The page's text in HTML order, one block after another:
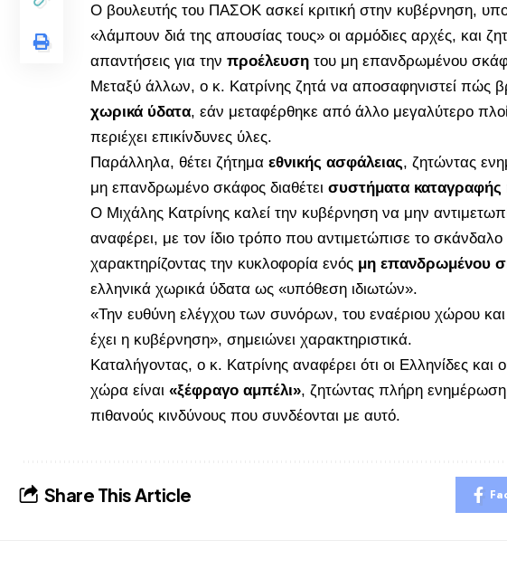
Ο βουλευτής του ΠΑΣΟΚ ασκεί κριτική στην κυβέρνηση,
«λάμπουν διά της απουσίας τους» οι αρμόδιες αρχές, και
απαντήσεις για την προέλευση του μη επανδρωμένου
Μεταξύ άλλων, ο κ. Κατρίνης ζητά να αποσαφηνιστεί πώς
χωρικά ύδατα, εάν μεταφέρθηκε από άλλο μεγαλύτερο
περιέχει επικίνδυνες ύλες.
Παράλληλα, θέτει ζήτημα εθνικής ασφάλειας, ζητώντας
μη επανδρωμένο σκάφος διαθέτει συστήματα καταγραφής
Ο Μιχάλης Κατρίνης καλεί την κυβέρνηση να μην
αναφέρει, με τον ίδιο τρόπο που αντιμετώπισε το
χαρακτηρίζοντας την κυκλοφορία ενός μη επανδρωμένου
ελληνικά χωρικά ύδατα ως «υπόθεση ιδιωτών».
«Την ευθύνη ελέγχου των συνόρων, του εναέριου χώρου
έχει η κυβέρνηση», σημειώνει χαρακτηριστικά.
Καταλήγοντας, ο κ. Κατρίνης αναφέρει ότι οι Ελληνίδες
χώρα είναι «ξέφραγο αμπέλι», ζητώντας πλήρη ενημέρωση
πιθανούς κινδύνους που συνδέονται με αυτό.
Share This Article